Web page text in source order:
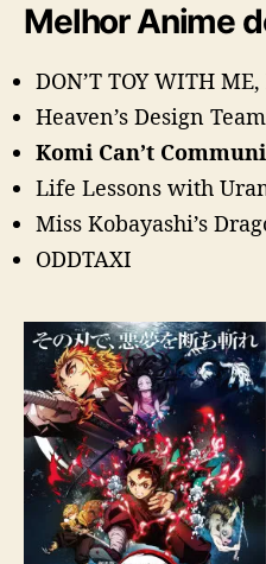
Melhor Anime
DON’T TOY WITH
Heaven’s Design Team
Komi Can’t
Life Lessons with
Miss Kobayashi’s
ODDTAXI